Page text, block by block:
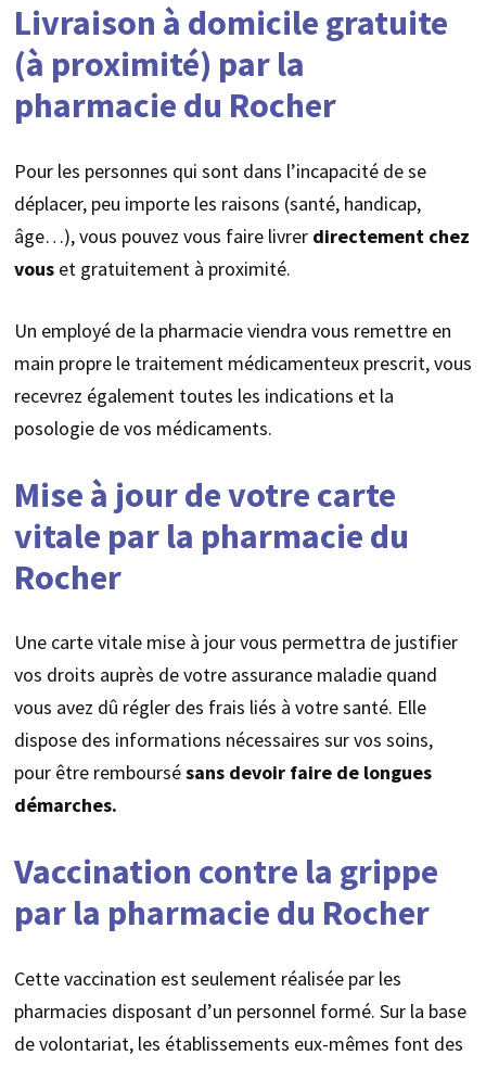
Livraison à domicile gratuite
(à proximité) par la
pharmacie du Rocher
Pour les personnes qui sont dans l’incapacité de se
déplacer, peu importe les raisons (santé, handicap,
âge…), vous pouvez vous faire livrerdirectement chez
vouset gratuitement à proximité.
Un employé de la pharmacie viendra vous remettre en
main propre le traitement médicamenteux prescrit, vous
recevrez également toutes les indications et la
posologie de vos médicaments.
Mise à jour de votre carte
vitale par la pharmacie du
Rocher
Une carte vitale mise à jour vous permettra de justifier
vos droits auprès de votre assurance maladie quand
vous avez dû régler des frais liés à votre santé. Elle
dispose des informations nécessaires sur vos soins,
pour être remboursésans devoir faire de longues
démarches.
Vaccination contre la grippe
par la pharmacie du Rocher
Cette vaccination est seulement réalisée par les
pharmacies disposant d’un personnel formé. Sur la base
de volontariat, les établissements eux-mêmes font des